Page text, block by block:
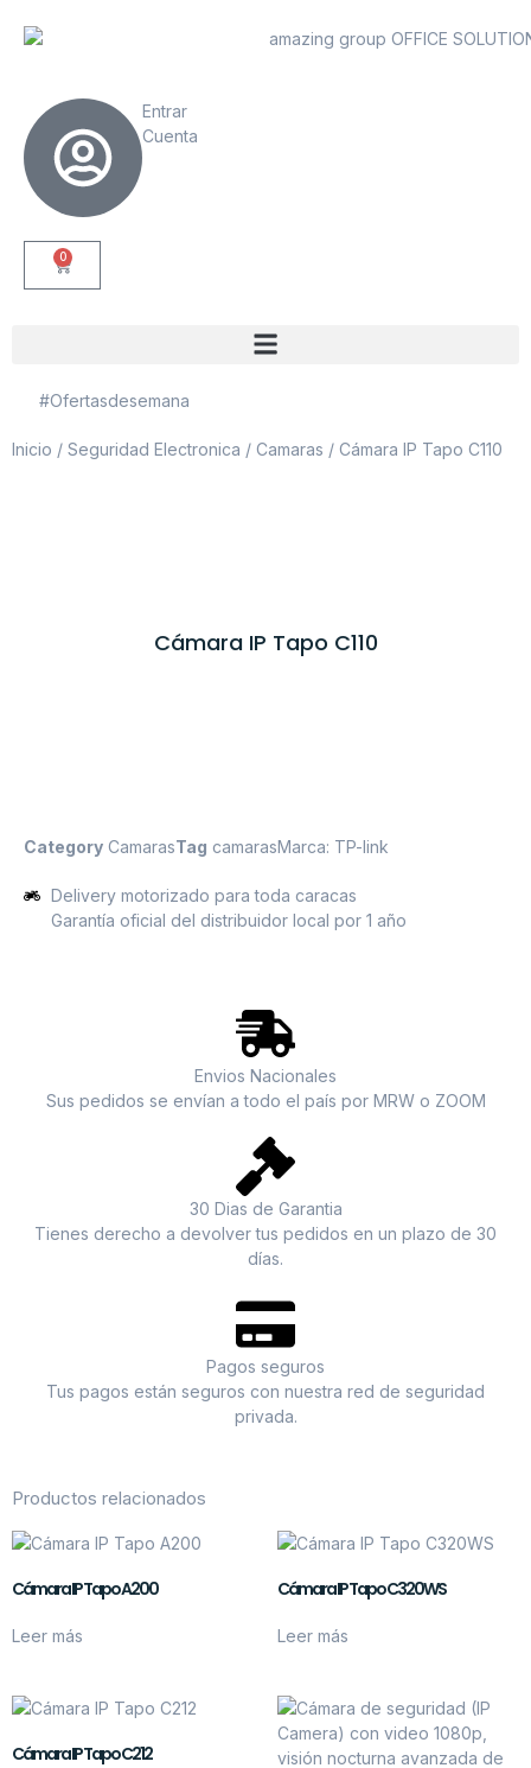
Entrar
Cuenta
0
#Ofertasdesemana
Inicio / Seguridad Electronica / Camaras / Cámara IP Tapo C110
Cámara IP Tapo C110
Category CamarasTag camarasMarca: TP-link
Delivery motorizado para toda caracas
Garantía oficial del distribuidor local por 1 año
Envios Nacionales
Sus pedidos se envían a todo el país por MRW o ZOOM
30 Dias de Garantia
Tienes derecho a devolver tus pedidos en un plazo de 30
días.
Pagos seguros
Tus pagos están seguros con nuestra red de seguridad
privada.
Productos relacionados
Cámara IP Tapo A200
Leer más
Cámara IP Tapo C320WS
Leer más
Cámara IP Tapo C212